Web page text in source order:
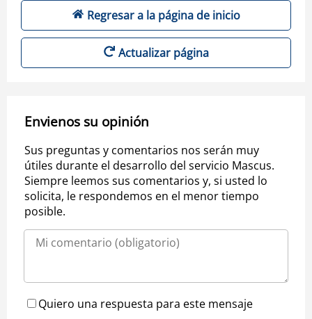
Regresar a la página de inicio
Actualizar página
Envienos su opinión
Sus preguntas y comentarios nos serán muy
útiles durante el desarrollo del servicio Mascus.
Siempre leemos sus comentarios y, si usted lo
solicita, le respondemos en el menor tiempo
posible.
Quiero una respuesta para este mensaje